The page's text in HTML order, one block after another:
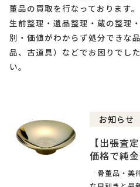
董品の買取を行なっております。
生前整理・遺品整理・蔵の整理
別・価値がわからず処分できな
品、古道具）などでお困りでし
い。
お知らせ
【出張査
価格で純
骨董品・美